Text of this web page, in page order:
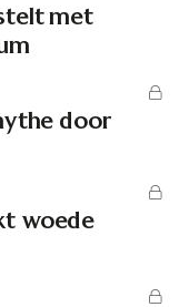
met
door
woede